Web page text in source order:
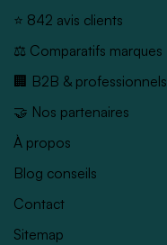
⭐ 842 avis clients
⚖️ Comparatifs marques
🏢 B2B & professionnels
🤝 Nos partenaires
À propos
Blog conseils
Contact
Sitemap